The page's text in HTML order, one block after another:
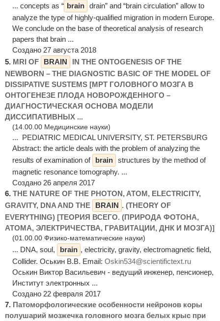
... concepts as “ brain drain” and “brain circulation” allow to
analyze the type of highly-qualified migration in modern Europe.
We conclude on the base of theoretical analysis of research
papers that brain ...
Создано 27 августа 2018
5. MRI OF BRAIN
IN THE ONTOGENESIS OF THE
NEWBORN – THE DIAGNOSTIC BASIC OF THE MODEL OF
DISSIPATIVE SUSTEMS [МРТ ГОЛОВНОГО МОЗГА В
ОНТОГЕНЕЗЕ ПЛОДА НОВОРОЖДЕННОГО –
ДИАГНОСТИЧЕСКАЯ ОСНОВА МОДЕЛИ
ДИССИПАТИВНЫХ ...
(14.00.00 Медицинские науки)
... PEDIATRIC MEDICAL UNIVERSITY, ST. PETERSBURG
Abstract: the article deals with the problem of analyzing the
results of examination of brain structures by the method of
magnetic resonance tomography. ...
Создано 26 апреля 2017
6. THE NATURE OF THE PHOTON, ATOM, ELECTRICITY,
GRAVITY, DNA AND THE
BRAIN . (THEORY OF
EVERYTHING) [ТЕОРИЯ ВСЕГО. (ПРИРОДА ФОТОНА,
АТОМА, ЭЛЕКТРИЧЕСТВА, ГРАВИТАЦИИ, ДНК И МОЗГА)]
(01.00.00 Физико-математические науки)
... DNA, soul, brain , electricity, gravity, electromagnetic field,
Collider. Оськин В.В. Email: Oskin534@scientifictext.ru
Оськин Виктор Васильевич - ведущий инженер, пенсионер,
Институт электронных ...
Создано 22 февраля 2017
7. Патоморфологические особенности нейронов коры
полушарий мозжечка головного мозга белых крыс при